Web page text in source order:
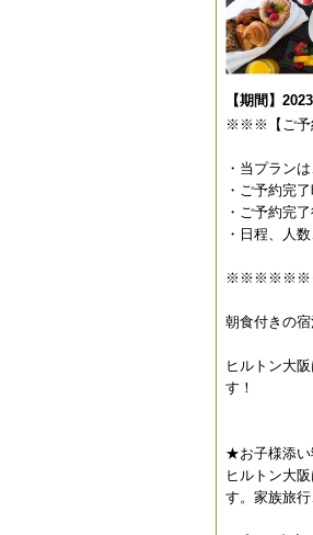
【期間】
※※※【ご予
・当プラン
・ご予約完
・ご予約完
・日程、人
朝食付きの宿
ヒルトン大
す！
★お子様添
ヒルトン大
す。家族旅